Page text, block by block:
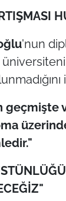
'nun